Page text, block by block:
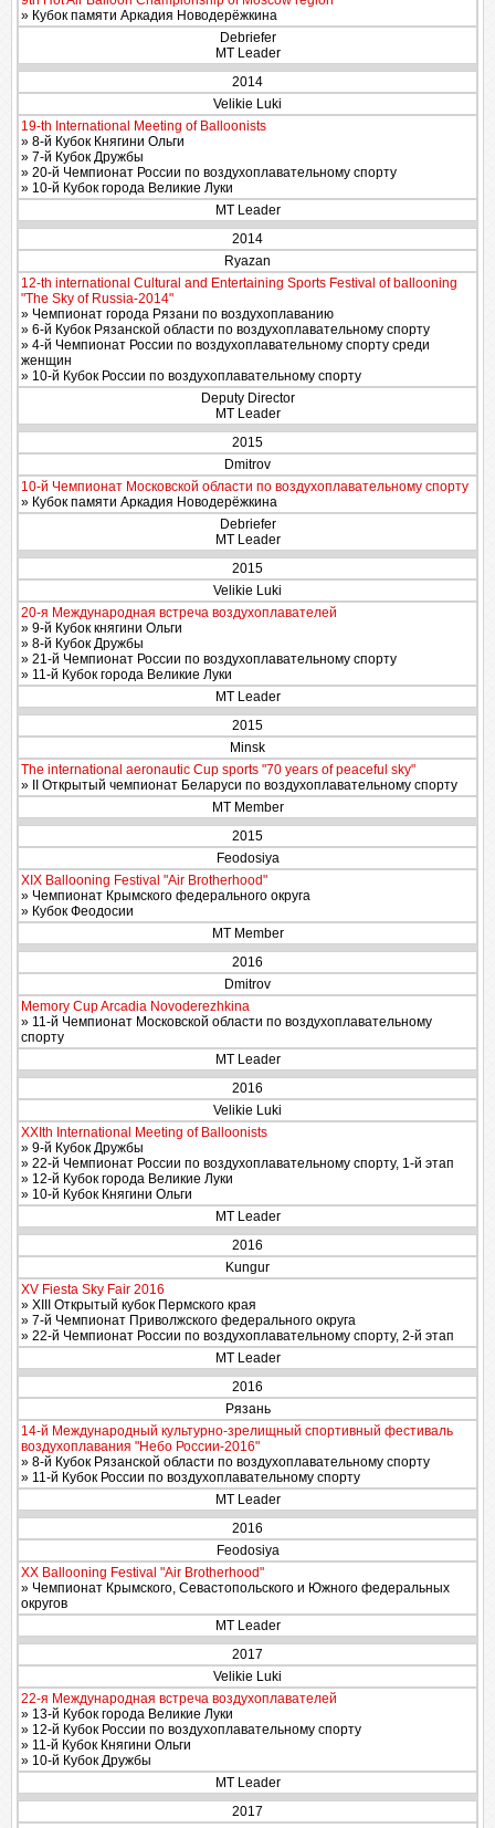
» Кубок памяти Аркадия Новодерёжкина
Debriefer
MT Leader
2014
Velikie Luki
19-th International Meeting of Balloonists
» 8-й Кубок Княгини Ольги
» 7-й Кубок Дружбы
» 20-й Чемпионат России по воздухоплавательному спорту
» 10-й Кубок города Великие Луки
MT Leader
2014
Ryazan
12-th international Cultural and Entertaining Sports Festival of ballooning
"The Sky of Russia-2014"
» Чемпионат города Рязани по воздухоплаванию
» 6-й Кубок Рязанской области по воздухоплавательному спорту
» 4-й Чемпионат России по воздухоплавательному спорту среди
женщин
» 10-й Кубок России по воздухоплавательному спорту
Deputy Director
MT Leader
2015
Dmitrov
10-й Чемпионат Московской области по воздухоплавательному спорту
» Кубок памяти Аркадия Новодерёжкина
Debriefer
MT Leader
2015
Velikie Luki
20-я Международная встреча воздухоплавателей
» 9-й Кубок княгини Ольги
» 8-й Кубок Дружбы
» 21-й Чемпионат России по воздухоплавательному спорту
» 11-й Кубок города Великие Луки
MT Leader
2015
Minsk
The international aeronautic Cup sports "70 years of peaceful sky"
» II Открытый чемпионат Беларуси по воздухоплавательному спорту
MT Member
2015
Feodosiya
XIX Ballooning Festival "Air Brotherhood"
» Чемпионат Крымского федерального округа
» Кубок Феодосии
MT Member
2016
Dmitrov
Memory Cup Arcadia Novoderezhkina
» 11-й Чемпионат Московской области по воздухоплавательному
спорту
MT Leader
2016
Velikie Luki
XXIth International Meeting of Balloonists
» 9-й Кубок Дружбы
» 22-й Чемпионат России по воздухоплавательному спорту, 1-й этап
» 12-й Кубок города Великие Луки
» 10-й Кубок Княгини Ольги
MT Leader
2016
Kungur
XV Fiesta Sky Fair 2016
» XIII Открытый кубок Пермского края
» 7-й Чемпионат Приволжского федерального округа
» 22-й Чемпионат России по воздухоплавательному спорту, 2-й этап
MT Leader
2016
Рязань
14-й Международный культурно-зрелищный спортивный фестиваль
воздухоплавания "Небо России-2016"
» 8-й Кубок Рязанской области по воздухоплавательному спорту
» 11-й Кубок России по воздухоплавательному спорту
MT Leader
2016
Feodosiya
XX Ballooning Festival "Air Brotherhood"
» Чемпионат Крымского, Севастопольского и Южного федеральных
округов
MT Leader
2017
Velikie Luki
22-я Международная встреча воздухоплавателей
» 13-й Кубок города Великие Луки
» 12-й Кубок России по воздухоплавательному спорту
» 11-й Кубок Княгини Ольги
» 10-й Кубок Дружбы
MT Leader
2017